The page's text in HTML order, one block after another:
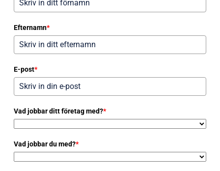
Efternamn*
E-post*
Vad jobbar ditt företag med?*
Vad jobbar du med?*